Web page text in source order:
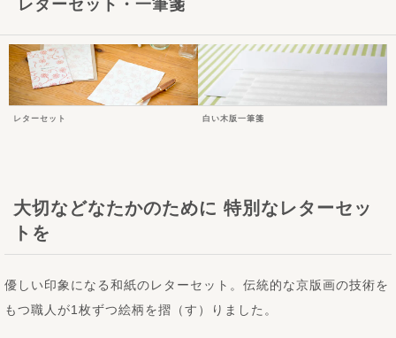
レターセット・一筆箋
レターセット 白い木版一筆箋
大切などなたかのために 特別なレターセッ
トを
優しい印象になる和紙のレターセット。伝統的な京版画の技術を
もつ職人が1枚ずつ絵柄を摺（す）りました。